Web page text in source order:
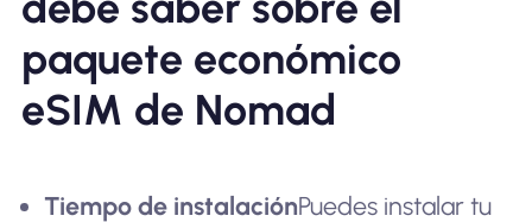
paquete económico
eSIM de Nomad
Tiempo de instalaciónPuedes instalar tu